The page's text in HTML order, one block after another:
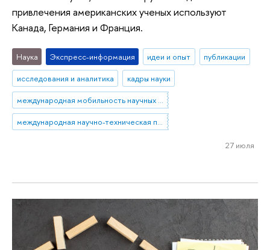
привлечения американских ученых используют
Канада, Германия и Франция.
Наука Экспресс-информация идеи и опыт
публикации
исследования и аналитика
кадры науки
международная мобильность научных кадров
27 июля